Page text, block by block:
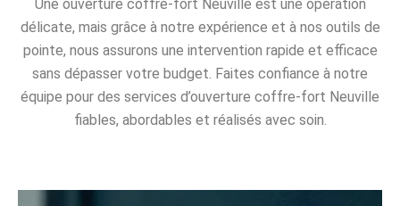
Une ouverture coffre-fort Neuville est une opération
délicate, mais grâce à notre expérience et à nos outils de
pointe, nous assurons une intervention rapide et efficace
sans dépasser votre budget. Faites confiance à notre
équipe pour des services d’ouverture coffre-fort Neuville
fiables, abordables et réalisés avec soin.